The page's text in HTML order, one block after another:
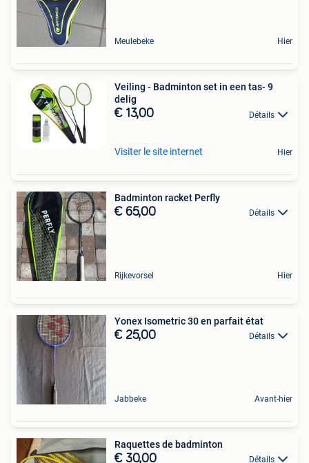
Meulebeke Hier
Veiling - Badminton set in een tas- 9
delig
€ 13,00 Détails
Visiter le site internet Hier
Badminton racket Perfly
€ 65,00 Détails
Rijkevorsel Hier
Yonex Isometric 30 en parfait état
€ 25,00 Détails
Jabbeke Avant-hier
Raquettes de badminton
€ 30,00 Détails